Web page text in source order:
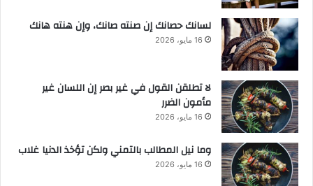
لسانك حصانك إن صنته صانك، وإن هنته هانك
16 مايو، 2026
لا تطلقن القول في غير بصر إن اللسان غير
مأمون الضرر
16 مايو، 2026
وما نيل المطالب بالتمني ولكن تؤخذ الدنيا غلاب
16 مايو، 2026